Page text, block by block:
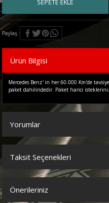
SEPETE EKLE
Paylaş
Ürün Bilgisi
Mercedes Benz' in her 60.000 Km'de
paket dahilindedir. Paket harici
Yorumlar
Bu ürüne ilk
Taksit Seçenekleri
Önerileriniz